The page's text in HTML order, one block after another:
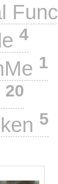
4
1
20
5